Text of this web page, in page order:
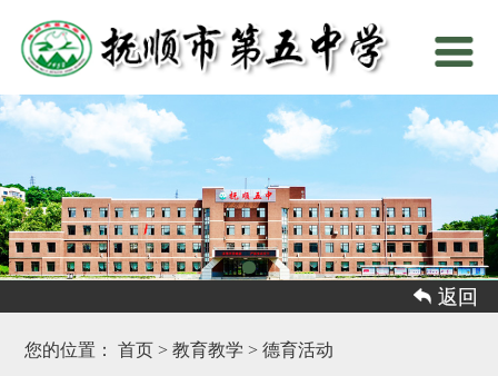
 返回
您的位置： 首页 >教育教学 >德育活动